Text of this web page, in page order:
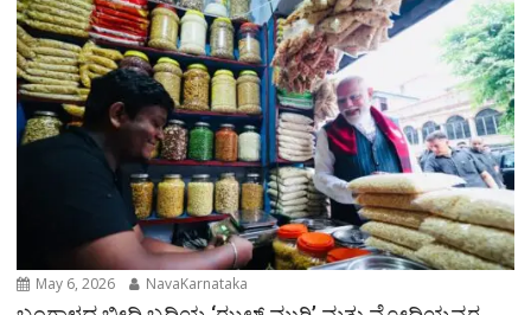
May 6, 2026 NavaKarnataka